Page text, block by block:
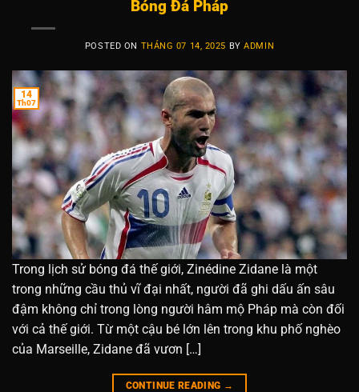
Bóng Đá Pháp
POSTED ON THÁNG 07 14, 2025 BYADMIN
14
Th07
Trong lịch sử bóng đá thế giới, Zinédine Zidane là một
trong những cầu thủ vĩ đại nhất, người đã ghi dấu ấn sâu
đậm không chỉ trong lòng người hâm mộ Pháp mà còn đối
với cả thế giới. Từ một cậu bé lớn lên trong khu phố nghèo
của Marseille, Zidane đã vươn […]
CONTINUE READING →